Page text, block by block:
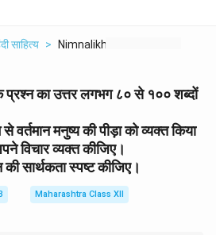
साहित्य > Nimnalikhit Mein Se ...
प्रश्न का उत्तर लगभग ८० से १०० शब्दों
वर्तमान मनुष्य की पीड़ा को व्यक्त किया
विचार व्यक्त कीजिए।
सार्थकता स्पष्ट कीजिए।
Maharashtra Class XII